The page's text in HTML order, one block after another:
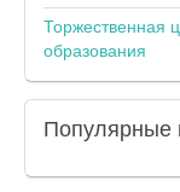
Торжественная
образования
Популярные